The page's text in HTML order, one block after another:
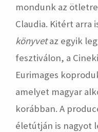
mondunk az
Claudia. Kitért arra
könyvetaz egyik
fesztiválon, a
Eurimages
amelyet magyar
korábban. A
életútján is nagyot